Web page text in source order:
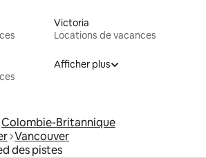
Victoria
Locations de vacances
Afficher plus
Colombie-Britannique
Vancouver
des pistes